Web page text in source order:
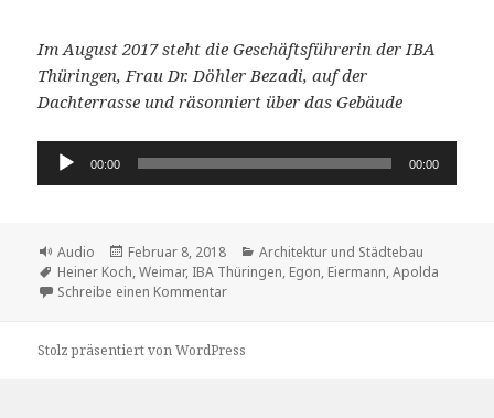
Im August 2017 steht die Geschäftsführerin der IBA
Thüringen, Frau Dr. Döhler Bezadi, auf der
Dachterrasse und räsonniert über das Gebäude
Audio-
00:00 00:00
Format
Audio
Veröffentlicht
am
Februar 8, 2018 Kategorien
Architektur und Städtebau
Schlagwörter
Heiner Koch,Weimar, IBA Thüringen, Egon, Eiermann,Apolda
Schreibe einen Kommentarzu ,IBA Thüringen‘ zieht in Egon-
Stolz präsentiert von WordPress